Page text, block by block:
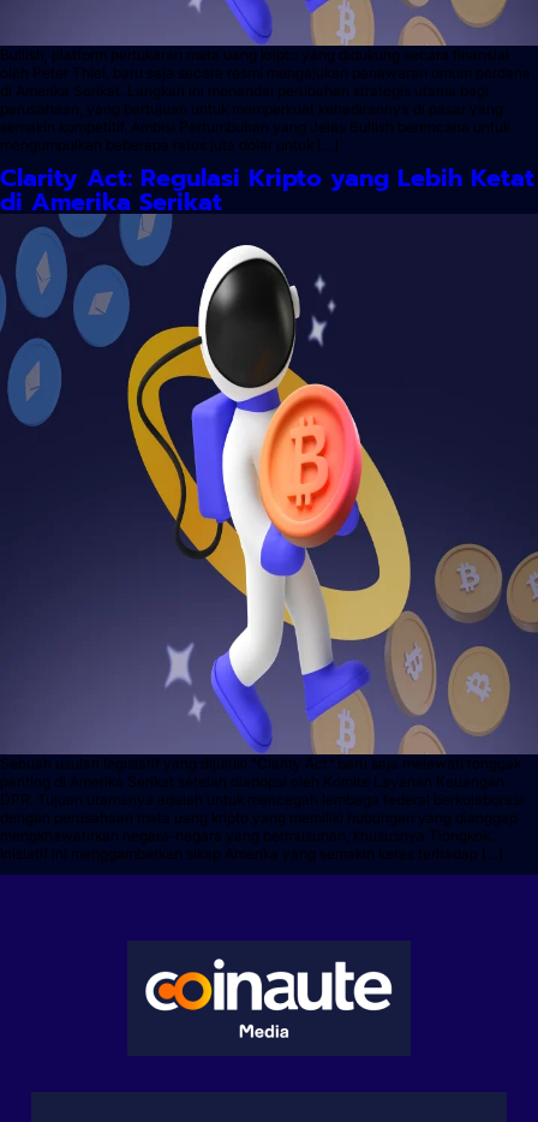
Bullish, platform pertukaran mata uang kripto yang didukung secara finansial
oleh Peter Thiel, baru saja secara resmi mengajukan penawaran umum perdana
di Amerika Serikat. Langkah ini menandai perubahan strategis utama bagi
perusahaan, yang bertujuan untuk memperkuat kehadirannya di pasar yang
semakin kompetitif. Ambisi Pertumbuhan yang Jelas Bullish berencana untuk
mengumpulkan beberapa ratus juta dolar untuk […]
Clarity Act: Regulasi Kripto yang Lebih Ketat
di Amerika Serikat
Sebuah usulan legislatif yang dijuluki "Clarity Act" baru saja melewati tonggak
penting di Amerika Serikat setelah diadopsi oleh Komite Layanan Keuangan
DPR. Tujuan utamanya adalah untuk mencegah lembaga federal berkolaborasi
dengan perusahaan mata uang kripto yang memiliki hubungan yang dianggap
mengkhawatirkan negara-negara yang bermusuhan, khususnya Tiongkok.
Inisiatif ini menggambarkan sikap Amerika yang semakin keras terhadap […]